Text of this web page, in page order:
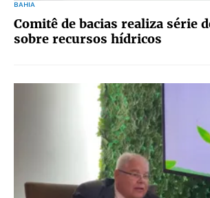
BAHIA
Comitê de bacias realiza série
sobre recursos hídricos